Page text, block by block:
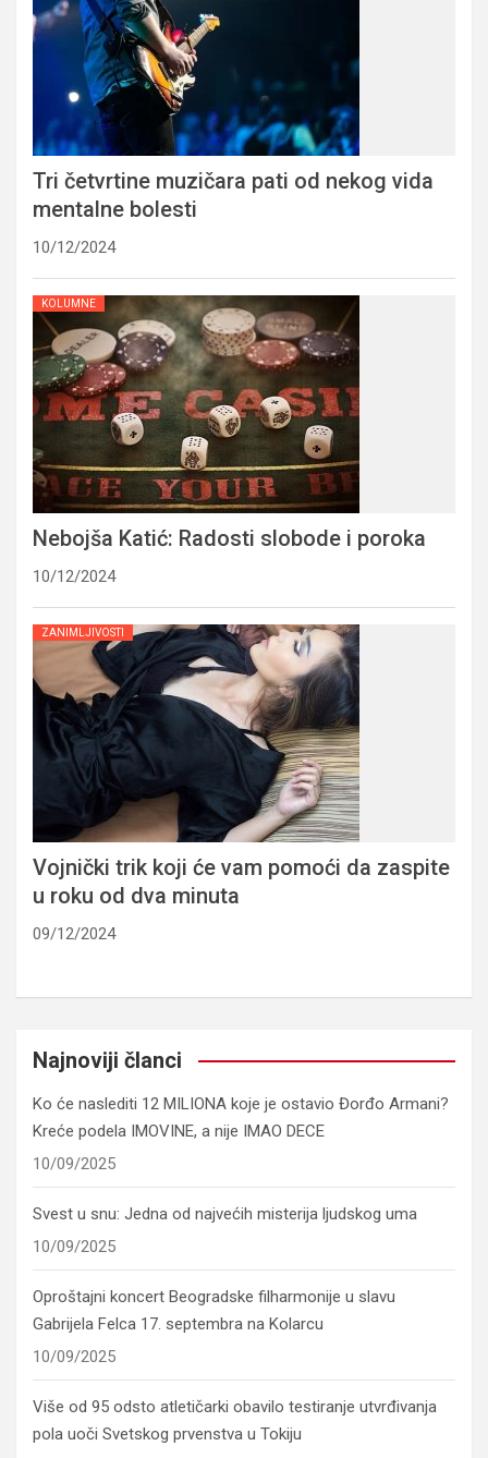
Tri četvrtine muzičara pati od nekog vida
mentalne bolesti
10/12/2024
KOLUMNE
Nebojša Katić: Radosti slobode i poroka
10/12/2024
ZANIMLJIVOSTI
Vojnički trik koji će vam pomoći da zaspite
u roku od dva minuta
09/12/2024
Najnoviji članci
Ko će naslediti 12 MILIONA koje je ostavio Đorđo Armani?
Kreće podela IMOVINE, a nije IMAO DECE
10/09/2025
Svest u snu: Jedna od najvećih misterija ljudskog uma
10/09/2025
Oproštajni koncert Beogradske filharmonije u slavu
Gabrijela Felca 17. septembra na Kolarcu
10/09/2025
Više od 95 odsto atletičarki obavilo testiranje utvrđivanja
pola uoči Svetskog prvenstva u Tokiju